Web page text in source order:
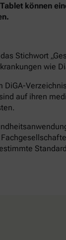
können
Stichwort
wie
DiGA-
auf ihren